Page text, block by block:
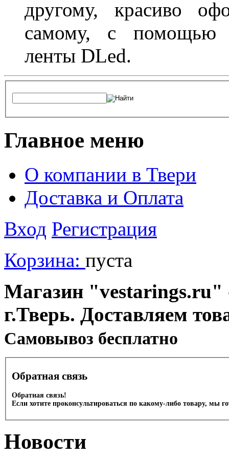
другому, красиво
самому, с помощью
ленты DLed.
Главное меню
О компании в Твери
Доставка и Оплата
Вход Регистрация
Корзина: пуста
Магазин "vestarings.ru"
г.Тверь. Доставляем
Cамовывоз бесплатно
Обратная связь
Обратная связь!
Если хотите проконсультироваться по какому-либо товару, мы
Новости